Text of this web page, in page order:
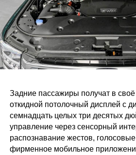
Задние пассажиры получат в
откидной потолочный дисплей с
семнадцать целых три десятых
управление через сенсорный
распознавание жестов,
фирменное мобильное